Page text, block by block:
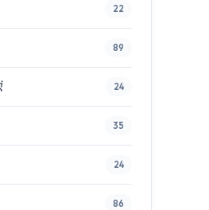
22
89
24
35
24
86